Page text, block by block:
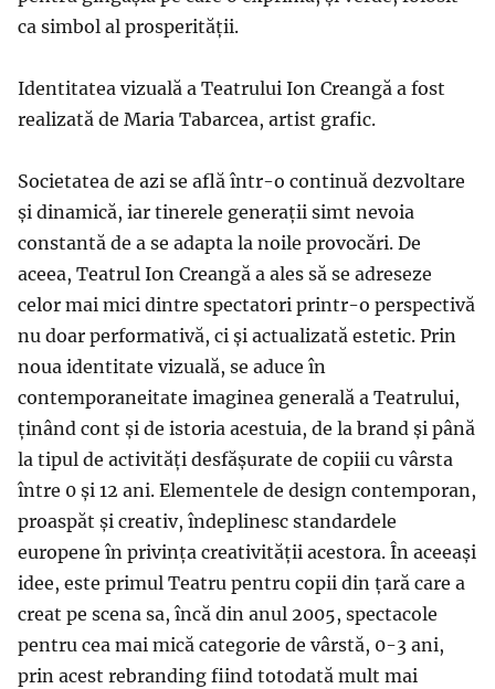
ca simbol al prosperității.
Identitatea vizuală a Teatrului Ion Creangă a fost
realizată de Maria Tabarcea, artist grafic.
Societatea de azi se află într-o continuă dezvoltare
și dinamică, iar tinerele generații simt nevoia
constantă de a se adapta la noile provocări. De
aceea, Teatrul Ion Creangă a ales să se adreseze
celor mai mici dintre spectatori printr-o perspectivă
nu doar performativă, ci și actualizată estetic. Prin
noua identitate vizuală, se aduce în
contemporaneitate imaginea generală a Teatrului,
ținând cont și de istoria acestuia, de la brand și până
la tipul de activități desfășurate de copiii cu vârsta
între 0 și 12 ani. Elementele de design contemporan,
proaspăt și creativ, îndeplinesc standardele
europene în privința creativității acestora. În aceeași
idee, este primul Teatru pentru copii din țară care a
creat pe scena sa, încă din anul 2005, spectacole
pentru cea mai mică categorie de vârstă, 0-3 ani,
prin acest rebranding fiind totodată mult mai